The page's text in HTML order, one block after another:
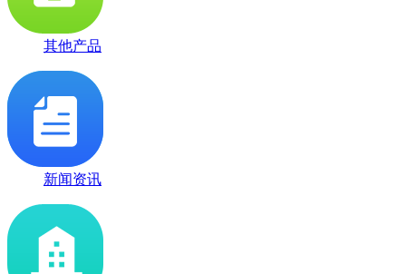
其他产品
新闻资讯